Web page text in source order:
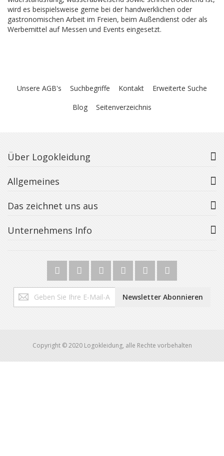
wird es beispielsweise gerne bei der handwerklichen oder
gastronomischen Arbeit im Freien, beim Außendienst oder als
Werbemittel auf Messen und Events eingesetzt.
Unsere AGB's Suchbegriffe Kontakt
Erweiterte Suche
Blog
Seitenverzeichnis
Über Logokleidung
Allgemeines
Das zeichnet uns aus
Unternehmens Info
Melden
Sie
Newsletter
Newsletter Abonnieren
Copyright © 2020 Logokleidung, alle Rechte vorbehalten